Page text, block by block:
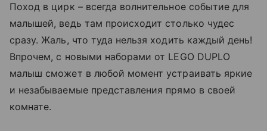
Поход в цирк – всегда волнительное событие для
малышей, ведь там происходит столько чудес
сразу. Жаль, что туда нельзя ходить каждый день!
Впрочем, с новыми наборами от LEGO DUPLO
малыш сможет в любой момент устраивать яркие
и незабываемые представления прямо в своей
комнате.